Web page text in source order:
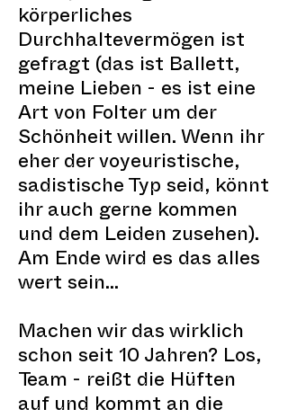
körperliches
Durchhaltevermögen ist
gefragt (das ist Ballett,
meine Lieben - es ist eine
Art von Folter um der
Schönheit willen. Wenn ihr
eher der voyeuristische,
sadistische Typ seid, könnt
ihr auch gerne kommen
und dem Leiden zusehen).
Am Ende wird es das alles
wert sein...
Machen wir das wirklich
schon seit 10 Jahren? Los,
Team - reißt die Hüften
auf und kommt an die